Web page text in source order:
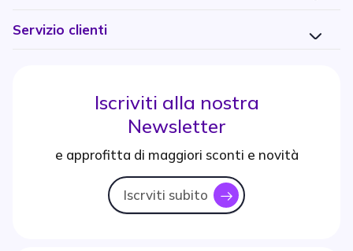
Servizio clienti
Iscriviti alla nostra
Newsletter
e approfitta di maggiori sconti e novità
Iscrviti subito icon